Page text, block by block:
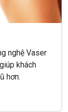
nghệ Vaser
khách
hơn.